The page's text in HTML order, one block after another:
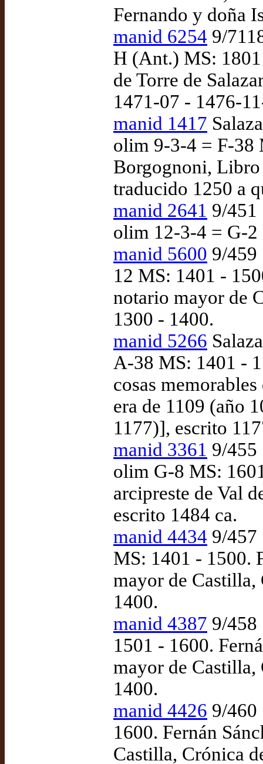
Fernando y doña
manid 6254 9/
H (Ant.) MS: 1801
de Torre de
1471-07 - 1476-
manid 1417
olim 9-3-4 = F-38
Borgognoni, Libro
traducido 1250 a
manid 2641 9/451
olim 12-3-4 = G-2
manid 5600 9/459
12 MS: 1401 -
notario mayor de
1300 - 1400.
manid 5266
A-38 MS: 1401 -
cosas
era de 1109 (año
1177)], escrito
manid 3361 9/455
olim G-8 MS:
arcipreste de Val
escrito 1484 ca.
manid 4434 9/457
MS: 1401 - 1500.
mayor de
1400.
manid 4387 9/458
1501 - 1600.
mayor de
1400.
manid 4426 9/460
1600. Fernán
Castilla, Crónica